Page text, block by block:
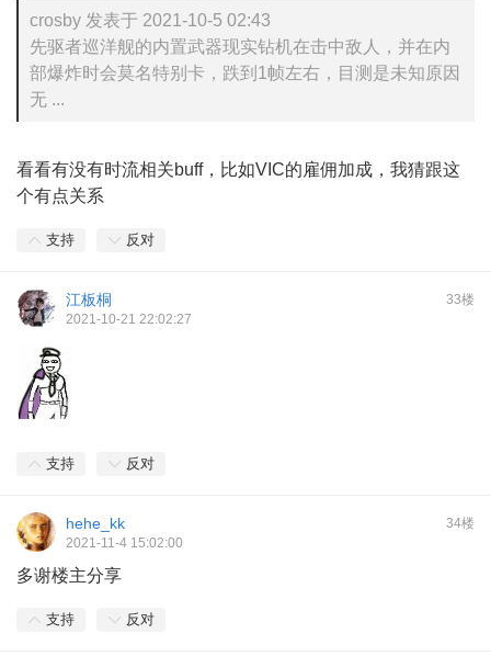
crosby 发表于 2021-10-5 02:43
先驱者巡洋舰的内置武器现实钻机在击中敌人，并在内
部爆炸时会莫名特别卡，跌到1帧左右，目测是未知原因
无 ...
看看有没有时流相关buff，比如VIC的雇佣加成，我猜跟这
个有点关系
支持 反对
33楼
江板桐
2021-10-21 22:02:27
支持 反对
34楼
hehe_kk
2021-11-4 15:02:00
多谢楼主分享
支持 反对